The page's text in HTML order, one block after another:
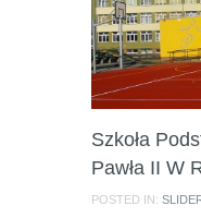
Szkoła
Pawła II W
POSTED IN: